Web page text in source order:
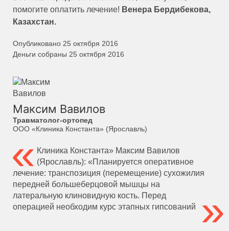
помогите оплатить лечение! Венера Бердибекова,
Казахстан.
Опубликовано 25 октября 2016
Деньги собраны 25 октября 2016
Максим Вавилов
Травматолог-ортопед
ООО «Клиника Константа» (Ярославль)
Клиника Константа» Максим Вавилов
(Ярославль): «Планируется оперативное
лечение: транспозиция (перемещение) сухожилия
передней большеберцовой мышцы на
латеральную клиновидную кость. Перед
операцией необходим курс этапных гипсований